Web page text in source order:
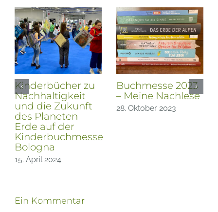
Frankfurter
Buchmesse 2023
– Gastland
Slowenien
23. Oktober 2023
Buchmesse 2023
– Bücher zu
Natur, Garten und
Danke für den guten Beitrag, da sind